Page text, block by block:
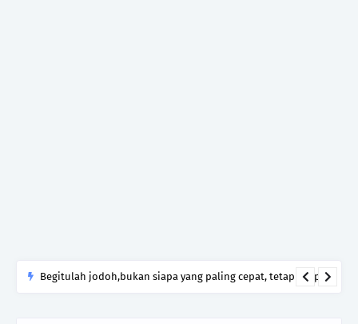
Begitulah jodoh,bukan siapa yang paling cepat, tetapi siapa